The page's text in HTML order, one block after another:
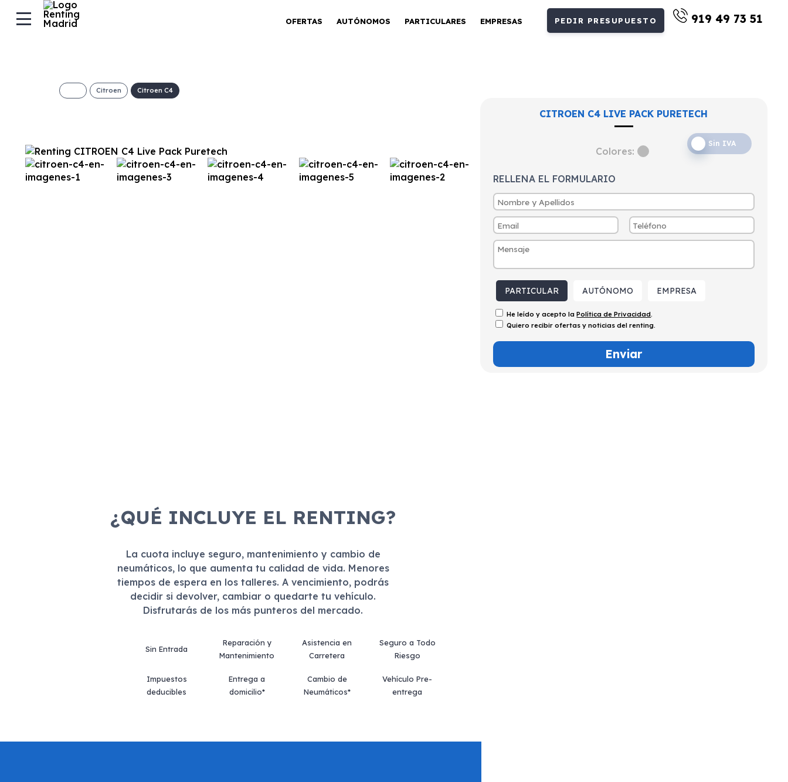
OFERTAS AUTÓNOMOS PARTICULARES EMPRESAS PEDIR PRESUPUESTO 919 49 73 51
Citroen Citroen C4
Puretech
Desde: €/Mes+ IVA
Consumo
5,6l/100km
¿QUÉ INCLUYE EL RENTING?
La cuota incluye seguro, mantenimiento y cambio de
neumáticos, lo que aumenta tu calidad de vida. Menores
tiempos de espera en los talleres. A vencimiento, podrás
decidir si devolver, cambiar o quedarte tu vehículo.
Disfrutarás de los más punteros del mercado.
Sin Entrada
Reparación y
Mantenimiento
Asistencia en
Carretera
Seguro a Todo
Riesgo
Impuestos
deducibles
Entrega a
domicilio*
Cambio de
Neumáticos*
Vehículo Pre-
entrega
CITROEN C4 LIVE PACK PURETECH
Sin IVA
Colores:
RELLENA EL FORMULARIO
PARTICULAR AUTÓNOMO EMPRESA
He leído y acepto laPolítica de Privacidad.
Quiero recibir ofertas y noticias del renting.